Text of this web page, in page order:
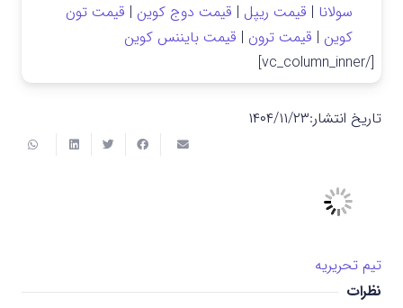
سولانا | قیمت ریپل | قیمت دوج کوین | قیمت تون
کوین | قیمت ترون | قیمت بایننس کوین
[/vc_column_inner]
تاریخ انتشار:۱۴۰۴/۱۱/۲۳
تیم تحریریه
نظرات